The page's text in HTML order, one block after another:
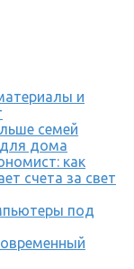
и
семей
для дома
как
счета за свет
под